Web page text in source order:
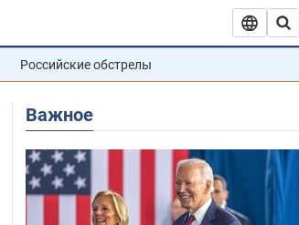
Российские обстрелы
Важное